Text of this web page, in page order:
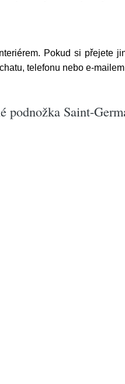
Pokud si přejete
telefonu nebo e-
podnožka Saint-